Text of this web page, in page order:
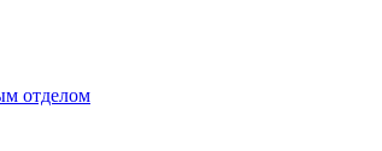
отделом